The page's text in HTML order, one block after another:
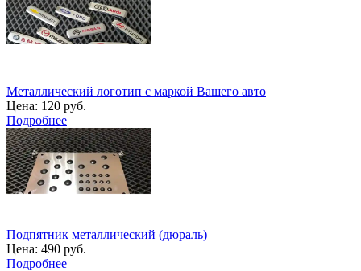
Металлический логотип с маркой Вашего авто
Цена: 120 руб.
Подробнее
Подпятник металлический (дюраль)
Цена: 490 руб.
Подробнее